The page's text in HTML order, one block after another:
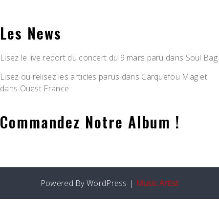
Les News
Lisez le live report du concert du 9 mars paru dans Soul Bag
Lisez ou relisez les articles parus dans Carquefou Mag et
dans Ouest France
Commandez Notre Album !
Powered By WordPress | Music Artist